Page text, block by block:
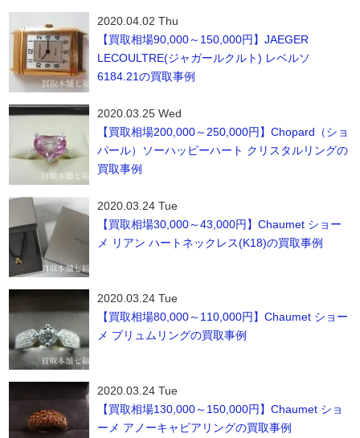
2020.04.02 Thu
【買取相場90,000～150,000円】JAEGER
LECOULTRE(ジャガールクルト) レベルソ
6184.21の買取事例
2020.03.25 Wed
【買取相場200,000～250,000円】Chopard（ショ
パール）ソーハッピーハート クリスタルリングの
買取事例
2020.03.24 Tue
【買取相場30,000～43,000円】Chaumet ショー
メ リアン ハートネックレス(K18)の買取事例
2020.03.24 Tue
【買取相場80,000～110,000円】Chaumet ショー
メ プリュムリングの買取事例
2020.03.24 Tue
【買取相場130,000～150,000円】Chaumet ショ
ーメ アノーキャビアリングの買取事例